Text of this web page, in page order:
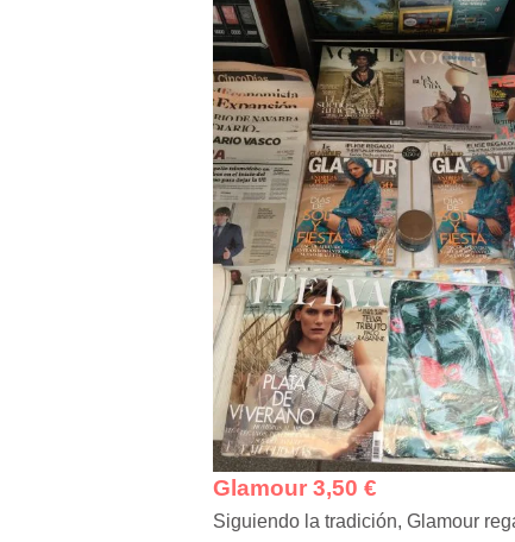
Glamour 3,50 €
Siguiendo la tradición, Glamour